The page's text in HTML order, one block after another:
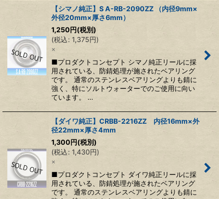
【シマノ純正】S A-RB-2090ZZ （内径9mm×
外径20mm×厚さ6mm）
1,250円(税別)
(税込: 1,375円)
×
■プロダクトコンセプト シマノ純正リールに採
用されている、防錆処理が施されたベアリング
です。 通常のステンレスベアリングよりも錆に
強く、特にソルトウォーターでのご使用に向い
ています。 …
【ダイワ純正】CRBB-2216ZZ 内径16mm×外
径22mm×厚さ4mm
1,300円(税別)
(税込: 1,430円)
×
■プロダクトコンセプト ダイワ純正リールに採
用されている、防錆処理が施されたベアリング
です。 通常のステンレスベアリングよりも錆に